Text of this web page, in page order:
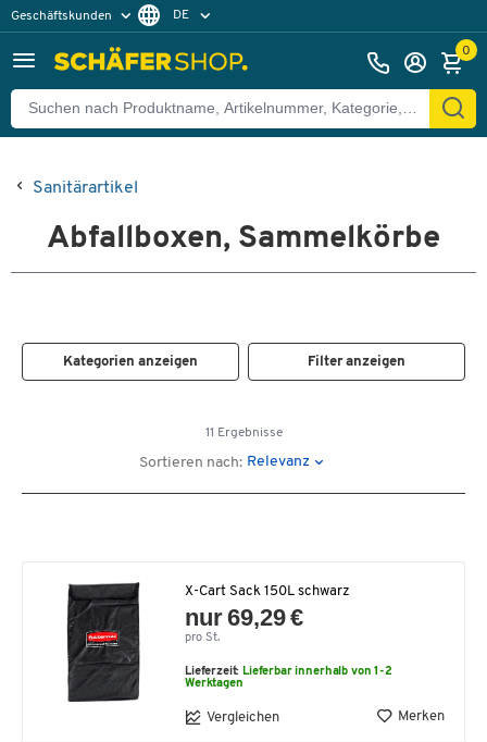
Geschäftskunden DE
0
Sanitärartikel
Abfallboxen, Sammelkörbe
Kategorien anzeigen Filter anzeigen
11 Ergebnisse
Sortieren nach: Relevanz
X-Cart Sack 150L schwarz
nur 69,29 €
pro St.
Lieferzeit: Lieferbar innerhalb von 1-2
Werktagen
Vergleichen Merken